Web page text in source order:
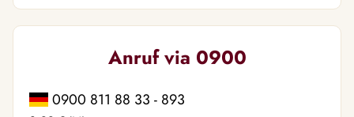
Anruf via 0900
0900 811 88 33 - 893